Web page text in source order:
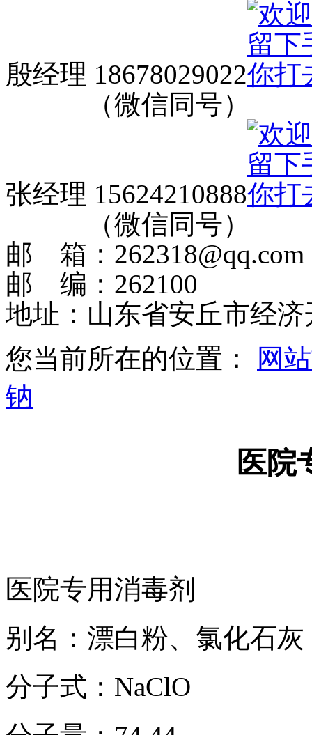
殷经理 18678029022
（微信同号）
张经理 15624210888
（微信同号）
邮 箱：262318@qq.com
邮 编：262100
地址：山东省安丘市经济
您当前所在的位置：
网
钠
医院
医院专用消毒剂
别名：漂白粉、氯化石灰
分子式：NaClO